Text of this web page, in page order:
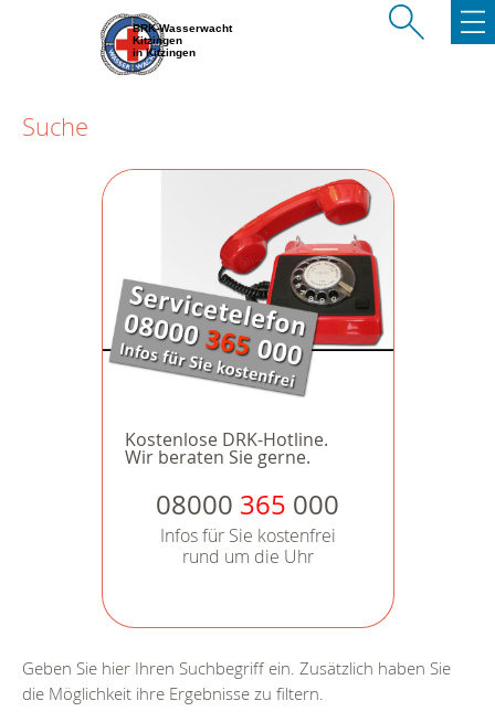
BRK-Wasserwacht
Kitzingen
in Kitzingen
Suche
Kostenlose DRK-Hotline.
Wir beraten Sie gerne.
08000 365 000
Infos für Sie kostenfrei
rund um die Uhr
Geben Sie hier Ihren Suchbegriff ein. Zusätzlich haben Sie
die Möglichkeit ihre Ergebnisse zu filtern.